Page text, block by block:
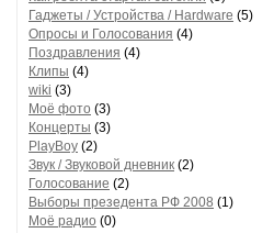
Гаджеты / Устройства / Hardware (5)
Опросы и Голосования (4)
Поздравления (4)
Клипы (4)
wiki (3)
Моё фото (3)
Концерты (3)
PlayBoy (2)
Звук / Звуковой дневник (2)
Голосование (2)
Выборы презедента РФ 2008 (1)
Моё радио (0)